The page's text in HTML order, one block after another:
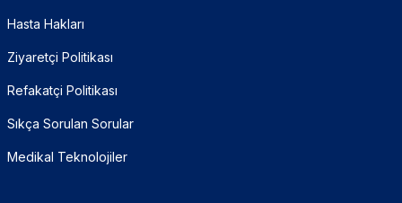
Hasta Hakları
Ziyaretçi Politikası
Refakatçi Politikası
Sıkça Sorulan Sorular
Medikal Teknolojiler